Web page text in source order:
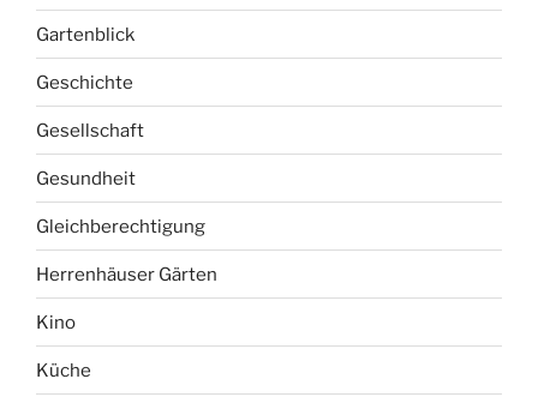
Gartenblick
Geschichte
Gesellschaft
Gesundheit
Gleichberechtigung
Herrenhäuser Gärten
Kino
Küche